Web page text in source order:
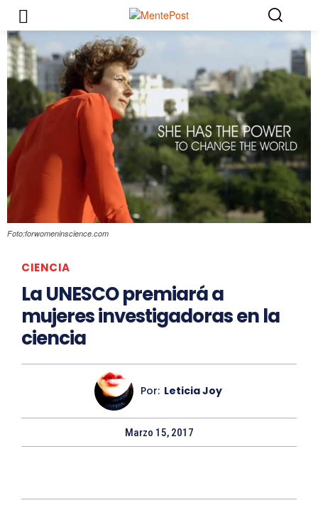
Foto:forwomeninscience.com
CIENCIA
La UNESCO premiará a
mujeres investigadoras en la
ciencia
Por: Leticia Joy
Marzo 15, 2017